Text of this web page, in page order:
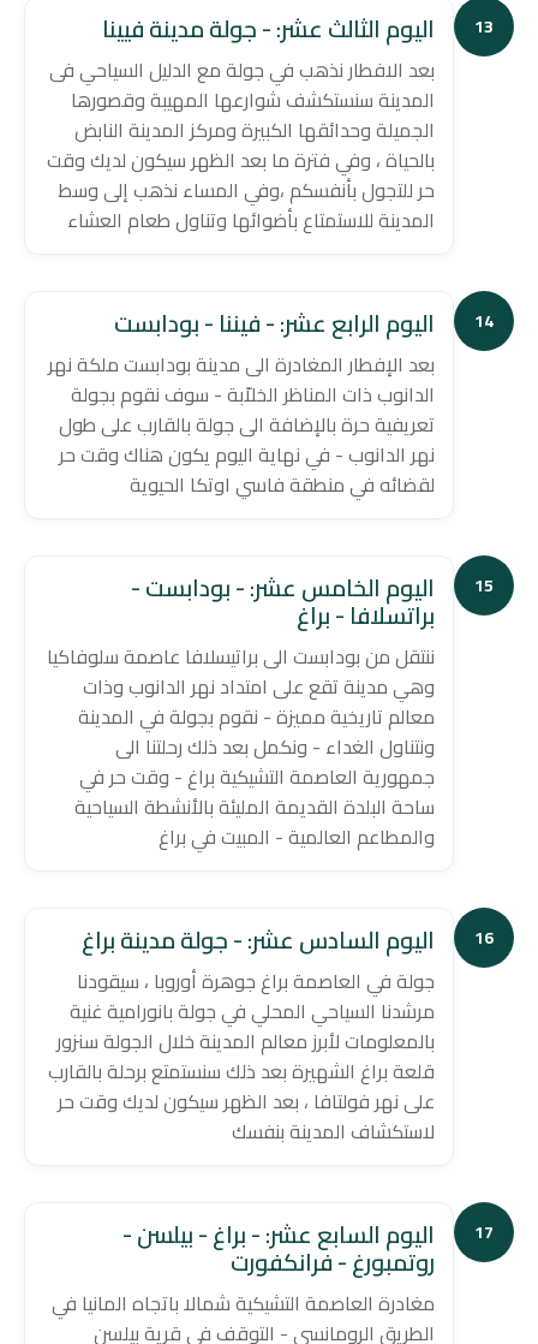
13 اليوم الثالث عشر: - جولة مدينة فيينا
بعد الافطار نذهب في جولة مع الدليل السياحي فى
المدينة سنستكشف شوارعها المهيبة وقصورها
الجميلة وحدائقها الكبيرة ومركز المدينة النابض
بالحياة ، وفي فترة ما بعد الظهر سيكون لديك وقت
حر للتجول بأنفسكم ،وفي المساء نذهب إلى وسط
المدينة للاستمتاع بأضوائها وتناول طعام العشاء
14 اليوم الرابع عشر: - فيننا - بودابست
بعد الإفطار المغادرة الى مدينة بودابست ملكة نهر
الدانوب ذات المناظر الخلاّبة - سوف نقوم بجولة
تعريفية حرة بالإضافة الى جولة بالقارب على طول
نهر الدانوب - في نهاية اليوم يكون هناك وقت حر
لقضائه في منطقة فاسي اوتكا الحيوية
15 اليوم الخامس عشر: - بودابست -
براتسلافا - براغ
ننتقل من بودابست الى براتيسلافا عاصمة سلوفاكيا
وهي مدينة تقع على امتداد نهر الدانوب وذات
معالم تاريخية مميزة - نقوم بجولة في المدينة
ونتناول الغداء - ونكمل بعد ذلك رحلتنا الى
جمهورية العاصمة التشيكية براغ - وقت حر في
ساحة البلدة القديمة المليئة بالأنشطة السياحية
والمطاعم العالمية - المبيت في براغ
16 اليوم السادس عشر: - جولة مدينة براغ
جولة في العاصمة براغ جوهرة أوروبا ، سيقودنا
مرشدنا السياحي المحلي في جولة بانورامية غنية
بالمعلومات لأبرز معالم المدينة خلال الجولة سنزور
قلعة براغ الشهيرة بعد ذلك سنستمتع برحلة بالقارب
على نهر فولتافا ، بعد الظهر سيكون لديك وقت حر
لاستكشاف المدينة بنفسك
17 اليوم السابع عشر: - براغ - بيلسن -
روتمبورغ - فرانكفورت
مغادرة العاصمة التشيكية شمالا باتجاه المانيا في
الطريق الرومانسي - التوقف في قرية بيلسن